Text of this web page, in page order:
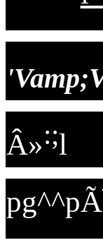
Â»:;l